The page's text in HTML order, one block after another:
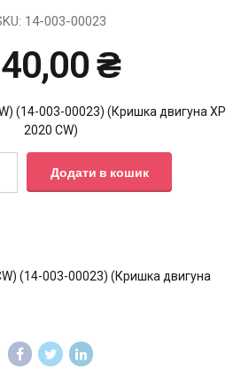
14-003-00023
₴
(14-003-00023) (Кришка двигуна XP
2020 CW)
Додати в кошик
(14-003-00023) (Кришка двигуна